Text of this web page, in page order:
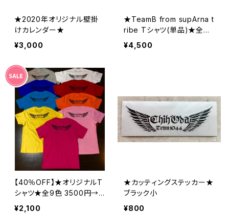
★2020年オリジナル壁掛
けカレンダー★
¥3,000
★TeamB from supArna t
ribe Tシャツ(単品)★全４
色
¥4,500
【40％OFF】★オリジナルT
シャツ★全9色 3500円→2
100円
¥2,100
★カッティングステッカー★
ブラック小
¥800